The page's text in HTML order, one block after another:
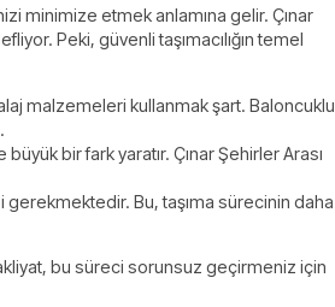
minimize etmek anlamına gelir. Çınar
Peki, güvenli taşımacılığın temel
malzemeleri kullanmak şart. Baloncuklu
bir fark yaratır. Çınar Şehirler Arası
gerekmektedir. Bu, taşıma sürecinin daha
bu süreci sorunsuz geçirmeniz için